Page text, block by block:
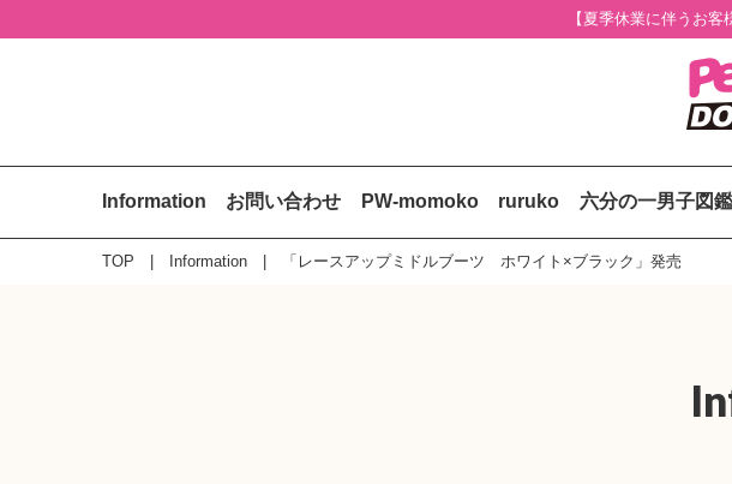
【夏季休業に伴うお
Information お問い合わせ PW-momoko ruruko 六分の一男子図鑑
TOP Information 「レースアップミドルブーツ ホワイト×ブラック」発売